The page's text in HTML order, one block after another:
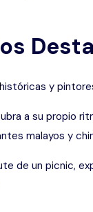
y
a su propio
malayos y
de un picnic,